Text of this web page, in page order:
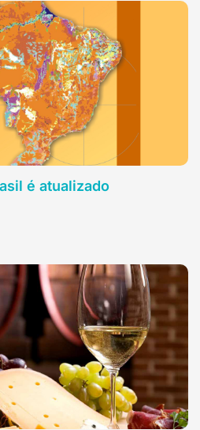
é atualizado